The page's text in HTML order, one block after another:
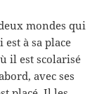
mondes qui
à sa place
il est scolarisé
avec ses